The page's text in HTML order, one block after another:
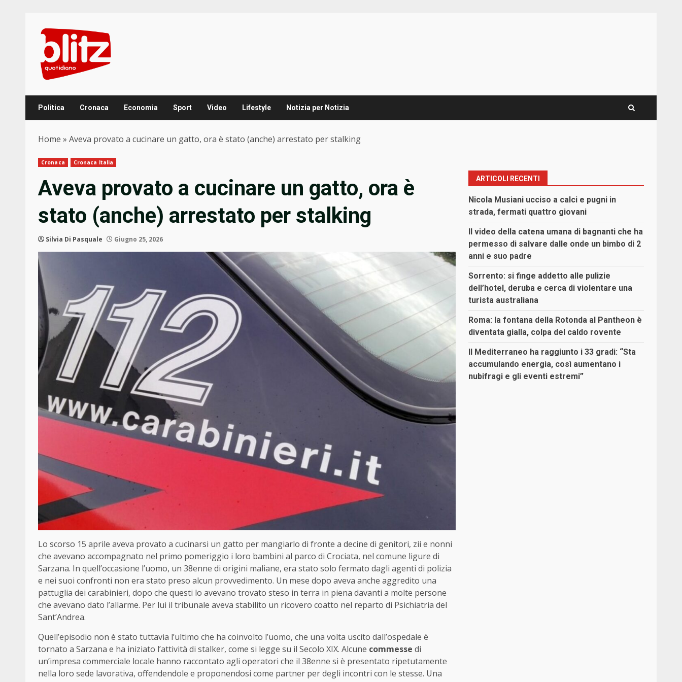
content
Politica Cronaca Economia Sport Video Lifestyle Notizia per Notizia
Home » Aveva provato a cucinare un gatto, ora è stato (anche) arrestato per stalking
Cronaca Cronaca Italia
Aveva provato a cucinare un gatto, ora è
stato (anche) arrestato per stalking
Silvia Di Pasquale Giugno 25, 2026
Lo scorso 15 aprile aveva provato a cucinarsi un gatto per mangiarlo di fronte a decine di genitori, zii e nonni
che avevano accompagnato nel primo pomeriggio i loro bambini al parco di Crociata, nel comune ligure di
Sarzana. In quell’occasione l’uomo, un 38enne di origini maliane, era stato solo fermato dagli agenti di polizia
e nei suoi confronti non era stato preso alcun provvedimento. Un mese dopo aveva anche aggredito una
pattuglia dei carabinieri, dopo che questi lo avevano trovato steso in terra in piena davanti a molte persone
che avevano dato l’allarme. Per lui il tribunale aveva stabilito un ricovero coatto nel reparto di Psichiatria del
Sant’Andrea.
Quell’episodio non è stato tuttavia l’ultimo che ha coinvolto l’uomo, che una volta uscito dall’ospedale è
tornato a Sarzana e ha iniziato l’attività di stalker, come si legge su il Secolo XIX. Alcune commesse di
un’impresa commerciale locale hanno raccontato agli operatori che il 38enne si è presentato ripetutamente
nella loro sede lavorativa, offendendole e proponendosi come partner per degli incontri con le stesse. Una
ARTICOLI RECENTI
Nicola Musiani ucciso a calci e pugni in
strada, fermati quattro giovani
Il video della catena umana di bagnanti che ha
permesso di salvare dalle onde un bimbo di 2
anni e suo padre
Sorrento: si finge addetto alle pulizie
dell’hotel, deruba e cerca di violentare una
turista australiana
Roma: la fontana della Rotonda al Pantheon è
diventata gialla, colpa del caldo rovente
Il Mediterraneo ha raggiunto i 33 gradi: “Sta
accumulando energia, così aumentano i
nubifragi e gli eventi estremi”